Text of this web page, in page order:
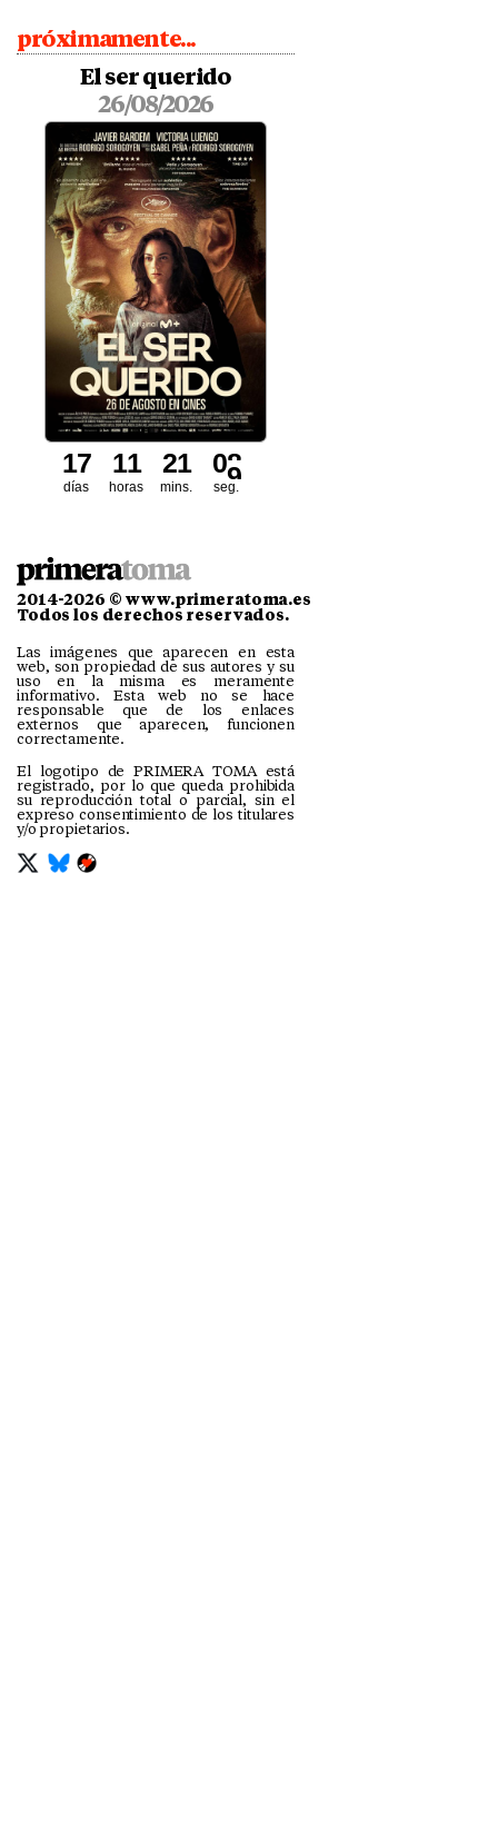
próximamente...
El ser querido
26/08/2026
días
17
horas
11
mins.
21
seg.
07
2014-2026 © www.primeratoma.es
Todos los derechos reservados.
Las imágenes que aparecen en esta
web, son propiedad de sus autores y su
uso en la misma es meramente
informativo. Esta web no se hace
responsable que de los enlaces
externos que aparecen, funcionen
correctamente.
El logotipo de PRIMERA TOMA está
registrado, por lo que queda prohibida
su reproducción total o parcial, sin el
expreso consentimiento de los titulares
y/o propietarios.